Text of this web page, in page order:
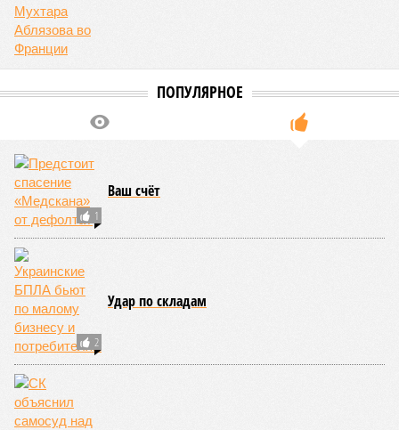
ПОПУЛЯРНОЕ
1
Ваш счёт
2
Удар по складам